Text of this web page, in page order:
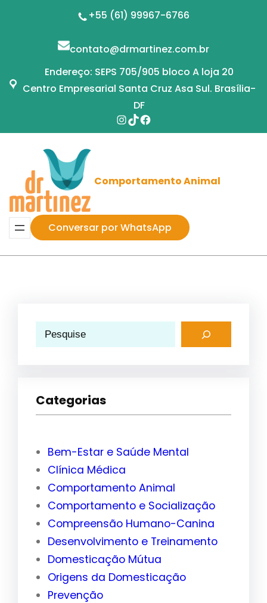
+55 (61) 99967-6766
contato@drmartinez.com.br
Endereço: SEPS 705/905 bloco A loja 20
Centro Empresarial Santa Cruz Asa Sul. Brasília-
DF
Instagram
TikTokFacebook
Comportamento Animal
Conversar por WhatsApp
e
u
i
a
r
Categorias
Bem-Estar e Saúde Mental
Clínica Médica
Comportamento Animal
Comportamento e Socialização
Compreensão Humano-Canina
Desenvolvimento e Treinamento
Domesticação Mútua
Origens da Domesticação
Prevenção